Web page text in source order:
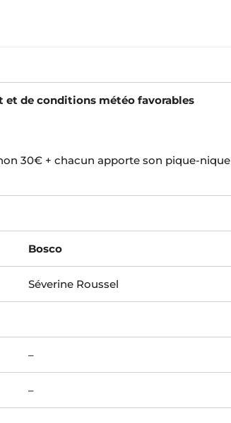
et de conditions météo favorables
30€ + chacun apporte son pique-nique
Bosco
Séverine Roussel
–
–